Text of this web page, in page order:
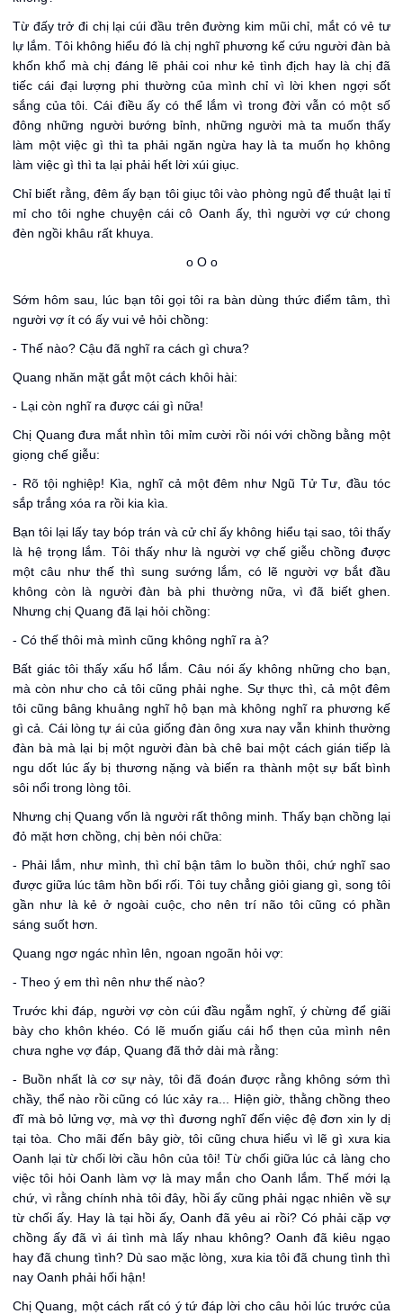
Từ đấy trở đi chị lại cúi đầu trên đường kim mũi chỉ, mắt có vẻ tư
lự lắm. Tôi không hiểu đó là chị nghĩ phương kế cứu người đàn bà
khốn khổ mà chị đáng lẽ phải coi như kẻ tình địch hay là chị đã
tiếc cái đại lượng phi thường của mình chỉ vì lời khen ngợi sốt
sắng của tôi. Cái điều ấy có thể lắm vì trong đời vẫn có một số
đông những người bướng bỉnh, những người mà ta muốn thấy
làm một việc gì thì ta phải ngăn ngừa hay là ta muốn họ không
làm việc gì thì ta lại phải hết lời xúi giục.
Chỉ biết rằng, đêm ấy bạn tôi giục tôi vào phòng ngủ để thuật lại tỉ
mỉ cho tôi nghe chuyện cái cô Oanh ấy, thì người vợ cứ chong
đèn ngồi khâu rất khuya.
o O o
Sớm hôm sau, lúc bạn tôi gọi tôi ra bàn dùng thức điểm tâm, thì
người vợ ít có ấy vui vẻ hỏi chồng:
- Thế nào? Cậu đã nghĩ ra cách gì chưa?
Quang nhăn mặt gắt một cách khôi hài:
- Lại còn nghĩ ra được cái gì nữa!
Chị Quang đưa mắt nhìn tôi mỉm cười rồi nói với chồng bằng một
giọng chế giễu:
- Rõ tội nghiệp! Kìa, nghĩ cả một đêm như Ngũ Tử Tư, đầu tóc
sắp trắng xóa ra rồi kia kìa.
Bạn tôi lại lấy tay bóp trán và cử chỉ ấy không hiểu tại sao, tôi thấy
là hệ trọng lắm. Tôi thấy như là người vợ chế giễu chồng được
một câu như thế thì sung sướng lắm, có lẽ người vợ bắt đầu
không còn là người đàn bà phi thường nữa, vì đã biết ghen.
Nhưng chị Quang đã lại hỏi chồng:
- Có thế thôi mà mình cũng không nghĩ ra à?
Bất giác tôi thấy xấu hổ lắm. Câu nói ấy không những cho bạn,
mà còn như cho cả tôi cũng phải nghe. Sự thực thì, cả một đêm
tôi cũng bâng khuâng nghĩ hộ bạn mà không nghĩ ra phương kế
gì cả. Cái lòng tự ái của giống đàn ông xưa nay vẫn khinh thường
đàn bà mà lại bị một người đàn bà chê bai một cách gián tiếp là
ngu dốt lúc ấy bị thương nặng và biến ra thành một sự bất bình
sôi nổi trong lòng tôi.
Nhưng chị Quang vốn là người rất thông minh. Thấy bạn chồng lại
đỏ mặt hơn chồng, chị bèn nói chữa:
- Phải lắm, như mình, thì chỉ bận tâm lo buồn thôi, chứ nghĩ sao
được giữa lúc tâm hồn bối rối. Tôi tuy chẳng giỏi giang gì, song tôi
gần như là kẻ ở ngoài cuộc, cho nên trí não tôi cũng có phần
sáng suốt hơn.
Quang ngơ ngác nhìn lên, ngoan ngoãn hỏi vợ:
- Theo ý em thì nên như thế nào?
Trước khi đáp, người vợ còn cúi đầu ngẫm nghĩ, ý chừng để giãi
bày cho khôn khéo. Có lẽ muốn giấu cái hổ thẹn của mình nên
chưa nghe vợ đáp, Quang đã thở dài mà rằng:
- Buồn nhất là cơ sự này, tôi đã đoán được rằng không sớm thì
chầy, thể nào rồi cũng có lúc xảy ra... Hiện giờ, thằng chồng theo
đĩ mà bỏ lửng vợ, mà vợ thì đương nghĩ đến việc đệ đơn xin ly dị
tại tòa. Cho mãi đến bây giờ, tôi cũng chưa hiểu vì lẽ gì xưa kia
Oanh lại từ chối lời cầu hôn của tôi! Từ chối giữa lúc cả làng cho
việc tôi hỏi Oanh làm vợ là may mắn cho Oanh lắm. Thế mới lạ
chứ, vì rằng chính nhà tôi đây, hồi ấy cũng phải ngạc nhiên về sự
từ chối ấy. Hay là tại hồi ấy, Oanh đã yêu ai rồi? Có phải cặp vợ
chồng ấy đã vì ái tình mà lấy nhau không? Oanh đã kiêu ngạo
hay đã chung tình? Dù sao mặc lòng, xưa kia tôi đã chung tình thì
nay Oanh phải hối hận!
Chị Quang, một cách rất có ý tứ đáp lời cho câu hỏi lúc trước của